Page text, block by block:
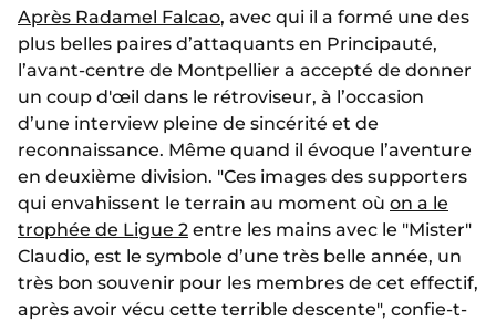
Après Radamel Falcao, avec qui il a formé une des
plus belles paires d’attaquants en Principauté,
l’avant-centre de Montpellier a accepté de donner
un coup d'œil dans le rétroviseur, à l’occasion
d’une interview pleine de sincérité et de
reconnaissance. Même quand il évoque l’aventure
en deuxième division. "Ces images des supporters
qui envahissent le terrain au moment où on a le
trophée de Ligue 2 entre les mains avec le "Mister"
Claudio, est le symbole d’une très belle année, un
très bon souvenir pour les membres de cet effectif,
après avoir vécu cette terrible descente", confie-t-